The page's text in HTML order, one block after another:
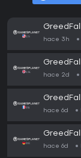
GreedFall
hace 3h
GreedFall
hace 2d
GreedFall
hace 6d
GreedFall
hace 6d